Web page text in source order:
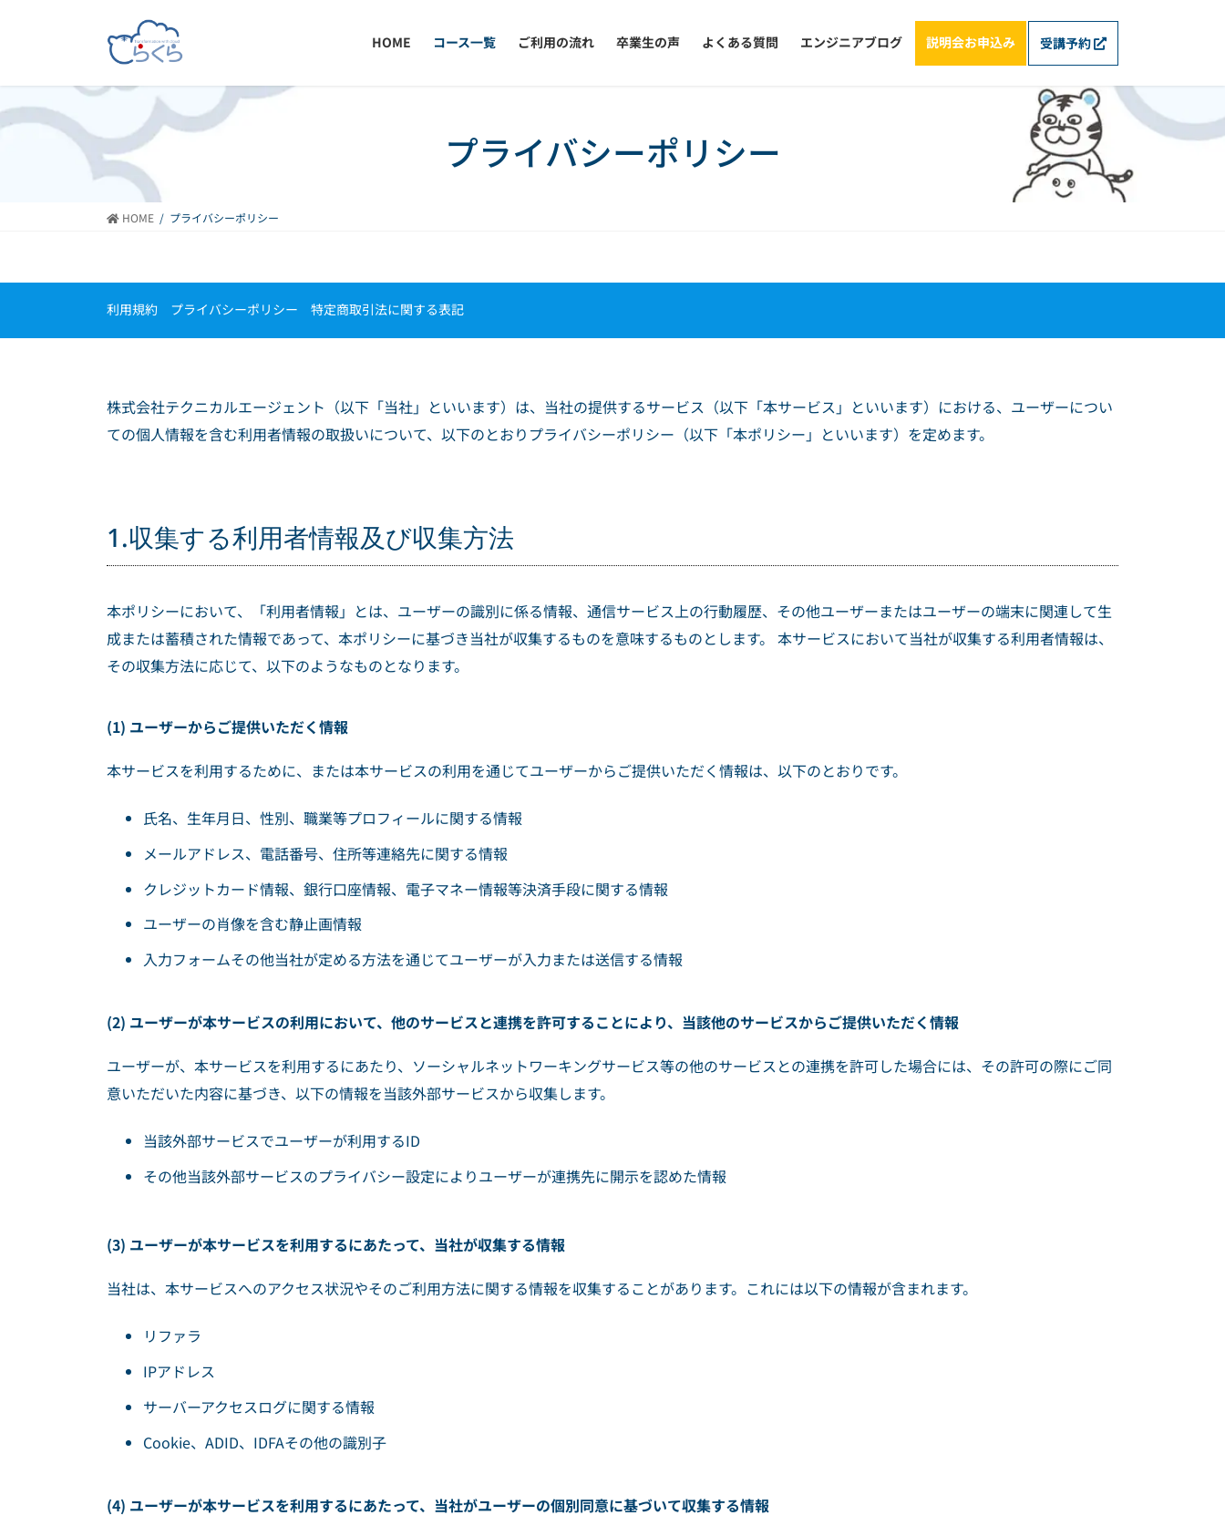
へ
ョ
HOME コース一覧 ご利用の流れ 卒業生の声 よくある質問 エンジニアブログ 説明会お申込み 受講予約
プライバシーポリシー
HOME プライバシーポリシー
利用規約 プライバシーポリシー 特定商取引法に関する表記
株式会社テクニカルエージェント（以下「当社」といいます）は、当社の提供するサービス（以下「本サービス」といいます）における、ユーザーについ
ての個人情報を含む利用者情報の取扱いについて、以下のとおりプライバシーポリシー（以下「本ポリシー」といいます）を定めます。
1.収集する利用者情報及び収集方法
本ポリシーにおいて、「利用者情報」とは、ユーザーの識別に係る情報、通信サービス上の行動履歴、その他ユーザーまたはユーザーの端末に関連して生
成または蓄積された情報であって、本ポリシーに基づき当社が収集するものを意味するものとします。 本サービスにおいて当社が収集する利用者情報は、
その収集方法に応じて、以下のようなものとなります。
(1) ユーザーからご提供いただく情報
本サービスを利用するために、または本サービスの利用を通じてユーザーからご提供いただく情報は、以下のとおりです。
氏名、生年月日、性別、職業等プロフィールに関する情報
メールアドレス、電話番号、住所等連絡先に関する情報
クレジットカード情報、銀行口座情報、電子マネー情報等決済手段に関する情報
ユーザーの肖像を含む静止画情報
入力フォームその他当社が定める方法を通じてユーザーが入力または送信する情報
(2) ユーザーが本サービスの利用において、他のサービスと連携を許可することにより、当該他のサービスからご提供いただく情報
ユーザーが、本サービスを利用するにあたり、ソーシャルネットワーキングサービス等の他のサービスとの連携を許可した場合には、その許可の際にご同
意いただいた内容に基づき、以下の情報を当該外部サービスから収集します。
当該外部サービスでユーザーが利用するID
その他当該外部サービスのプライバシー設定によりユーザーが連携先に開示を認めた情報
(3) ユーザーが本サービスを利用するにあたって、当社が収集する情報
当社は、本サービスへのアクセス状況やそのご利用方法に関する情報を収集することがあります。これには以下の情報が含まれます。
リファラ
IPアドレス
サーバーアクセスログに関する情報
Cookie、ADID、IDFAその他の識別子
(4) ユーザーが本サービスを利用するにあたって、当社がユーザーの個別同意に基づいて収集する情報